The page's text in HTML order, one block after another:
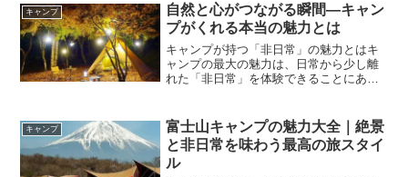
キャンプ
自然と心がつながる瞬間―キャン
プがくれる本当の魅力とは
キャンプが持つ「非日常」の魅力とはキ
ャンプの最大の魅力は、日常から少し離
れた「非日常」を体験できることにあり
境で過ごすことが多いですが、キャンプ
ではそれらから距離を置き...
キャンプ
富士山キャンプの魅力大全｜絶景
と非日常を味わう最高の旅スタイ
ル